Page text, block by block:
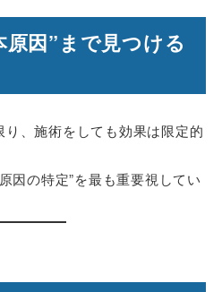
因”まで見つける
、施術をしても効果は限定的
因の特定”を最も重要視してい